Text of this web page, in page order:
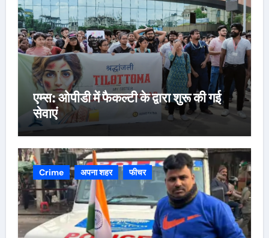
एम्स: ओपीडी में फैकल्टी के द्वारा शुरू की गई
सेवाएं
Crime अपना शहर फीचर